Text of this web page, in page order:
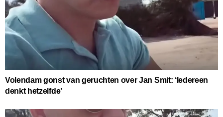
Volendam gonst van geruchten over Jan Smit: ‘Iedereen
denkt hetzelfde’